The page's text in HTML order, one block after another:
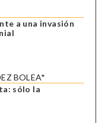
a una invasión
BOLEA*
sólo la